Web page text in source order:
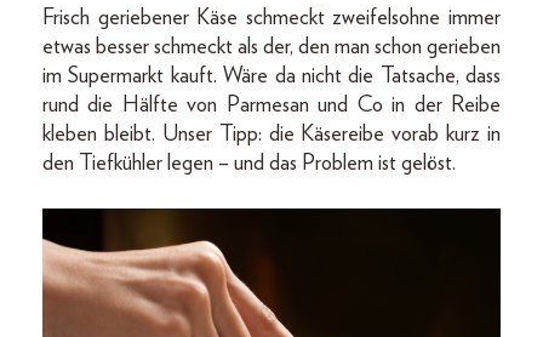
Frisch geriebener Käse schmeckt zweifelsohne immer
etwas besser schmeckt als der, den man schon gerieben
im Supermarkt kauft. Wäre da nicht die Tatsache, dass
rund die Hälfte von Parmesan und Co in der Reibe
kleben bleibt. Unser Tipp: die Käsereibe vorab kurz in
den Tiefkühler legen – und das Problem ist gelöst.